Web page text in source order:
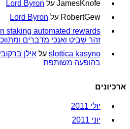
JamesKnofe על Lord Byron
RobertGew על Lord Byron
staking automated rewards
זהר שביט ואנכי מדברים
slottica kasyno על אילן
בהופעה משותפת
ארכיונים
יולי 2011
יוני 2011